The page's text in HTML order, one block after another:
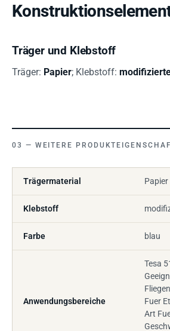
Träger und Klebstoff
Träger: Papier; Klebstoff:
WEITERE
Trägermaterial Papier
Klebstoff
Farbe blau
Anwendungsbereiche
Tesa
Fuer
Art